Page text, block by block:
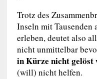
Trotz des
Inseln mit Tausenden
erleben, deutet also
nicht unmittelbar
in Kürze nicht gelöst
(will) nicht helfen.